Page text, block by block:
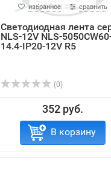
избранное сравнить
Светодиодная лента
NLS-12V NLS-
14.4-IP20-12V R5
(0)
352 руб.
В корзину